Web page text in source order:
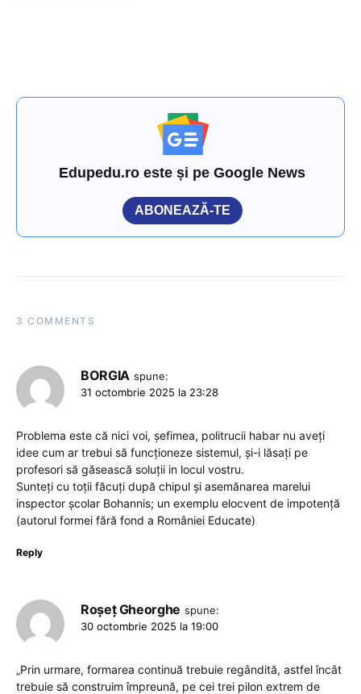
Edupedu.ro este și pe Google News
ABONEAZĂ-TE
3 COMMENTS
BORGIA spune:
31 octombrie 2025 la 23:28
Problema este că nici voi, șefimea, politrucii habar nu aveți
idee cum ar trebui să funcționeze sistemul, și-i lăsați pe
profesori să găsească soluții in locul vostru.
Sunteți cu toții făcuți după chipul și asemănarea marelui
inspector școlar Bohannis; un exemplu elocvent de impotență
(autorul formei fără fond a României Educate)
Reply
Roșeț Gheorghe spune:
30 octombrie 2025 la 19:00
„Prin urmare, formarea continuă trebuie regândită, astfel încât
trebuie să construim împreună, pe cei trei pilon extrem de